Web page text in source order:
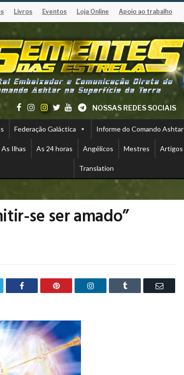
Livros Eventos Loja Online Apoio ao trabalho
NOSSAS REDES SOCIAIS
Federação Galáctica Informe do Comando Ashtar
As Ilhas As 24 horas Angélicos Mestres Artigos
Translation
se ser amado”
Facebook Pinterest LinkedIn Tumblr Email